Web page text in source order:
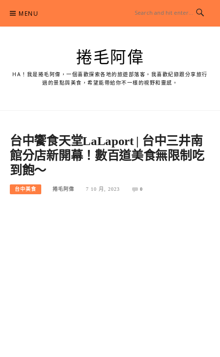
content
MENU
捲毛阿偉
HA！我是捲毛阿偉，一個喜歡探索各地的旅遊部落客。我喜歡紀錄跟分享旅行
過的景點與美食，希望能帶給你不一樣的視野和靈感。
台中饗食天堂LaLaport | 台中三井南
館分店新開幕！數百道美食無限制吃
到飽～
台中美食 捲毛阿偉 7 10 月, 2023 0